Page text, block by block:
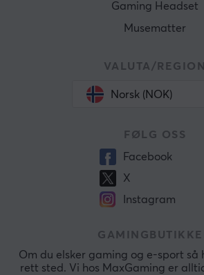
Gaming Headset
Musematter
VALUTA/REGION
Norsk (NOK)
FØLG OSS
Facebook
X
Instagram
Om du elsker gaming og e-sport så
rett sted. Vi hos MaxGaming er